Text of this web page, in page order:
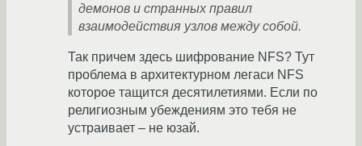
демонов и странных правил
взаимодействия узлов между собой.
Так причем здесь шифрование NFS? Тут
проблема в архитектурном легаси NFS
которое тащится десятилетиями. Если по
религиозным убеждениям это тебя не
устраивает – не юзай.